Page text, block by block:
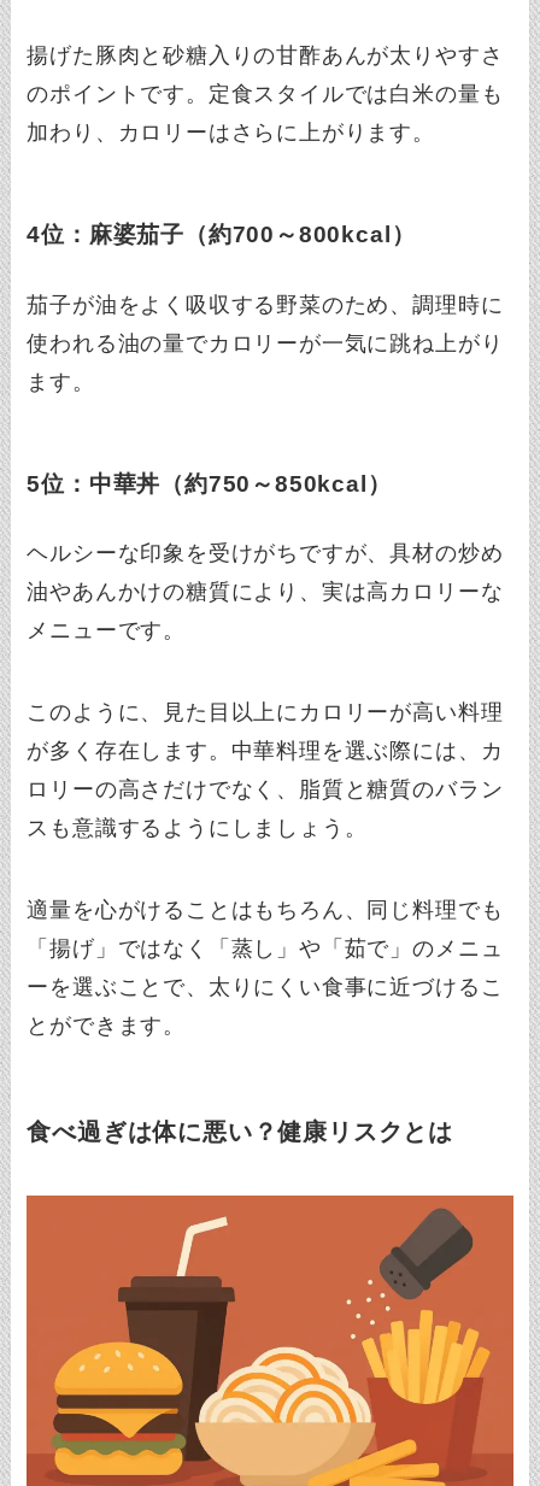
揚げた豚肉と砂糖入りの甘酢あんが太りやすさ
のポイントです。定食スタイルでは白米の量も
加わり、カロリーはさらに上がります。
4位：麻婆茄子（約700～800kcal）
茄子が油をよく吸収する野菜のため、調理時に
使われる油の量でカロリーが一気に跳ね上がり
ます。
5位：中華丼（約750～850kcal）
ヘルシーな印象を受けがちですが、具材の炒め
油やあんかけの糖質により、実は高カロリーな
メニューです。
このように、見た目以上にカロリーが高い料理
が多く存在します。中華料理を選ぶ際には、カ
ロリーの高さだけでなく、脂質と糖質のバラン
スも意識するようにしましょう。
適量を心がけることはもちろん、同じ料理でも
「揚げ」ではなく「蒸し」や「茹で」のメニュ
ーを選ぶことで、太りにくい食事に近づけるこ
とができます。
食べ過ぎは体に悪い？健康リスクとは